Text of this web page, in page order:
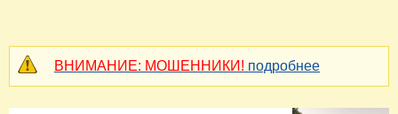
ВНИМАНИЕ: МОШЕННИКИ! подробнее